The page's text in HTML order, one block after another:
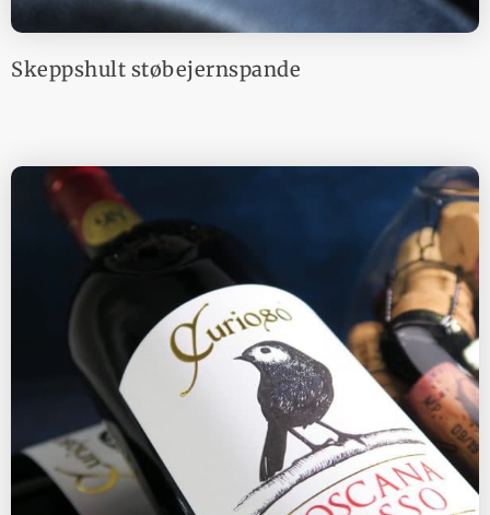
Skeppshult støbejernspande